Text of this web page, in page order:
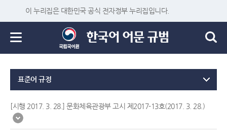
이 누리집은 대한민국 공식 전자정부 누리집입니다.
표준어 규정
[시행 2017. 3. 28.] 문화체육관광부 고시 제2017-13호(2017. 3. 28.)